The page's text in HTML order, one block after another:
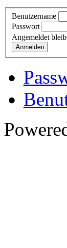
Benutzername
Passwort
Angemeldet
Anmelden